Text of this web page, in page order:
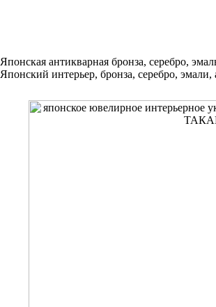
Японская антикварная бронза, серебро,
Японский интерьер, бронза, серебро,